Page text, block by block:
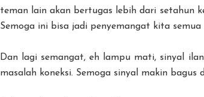
teman lain akan bertugas lebih dari setahun
Semoga ini bisa jadi penyemangat kita
Dan lagi semangat, eh lampu mati, sinyal
masalah koneksi. Semoga sinyal makin